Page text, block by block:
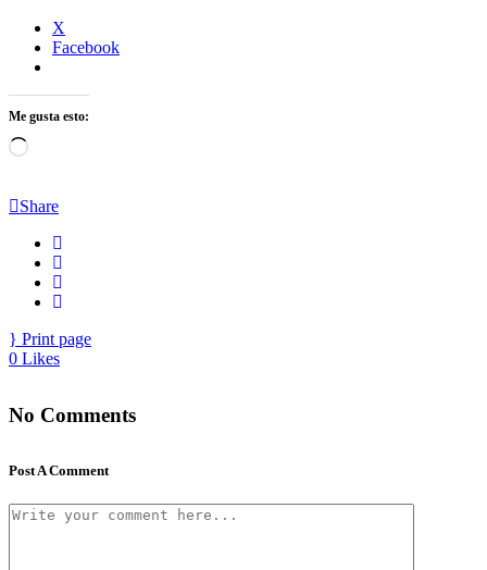
X
Facebook
Me gusta esto:
Cargando...
Share
Print page
0 Likes
No Comments
Post A Comment